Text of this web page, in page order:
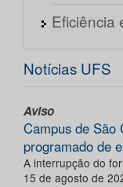
Eficiência
Notícias UFS
Aviso
Campus de São
programado de
A interrupção do
15 de agosto de